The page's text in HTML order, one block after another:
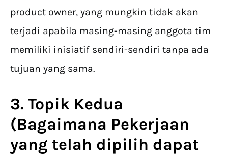
product owner, yang mungkin tidak akan
terjadi apabila masing-masing anggota tim
memiliki inisiatif sendiri-sendiri tanpa ada
tujuan yang sama.
3. Topik Kedua
(Bagaimana Pekerjaan
yang telah dipilih dapat